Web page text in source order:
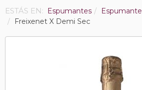
ESTÁS EN: Espumantes Espumante
Freixenet X Demi Sec